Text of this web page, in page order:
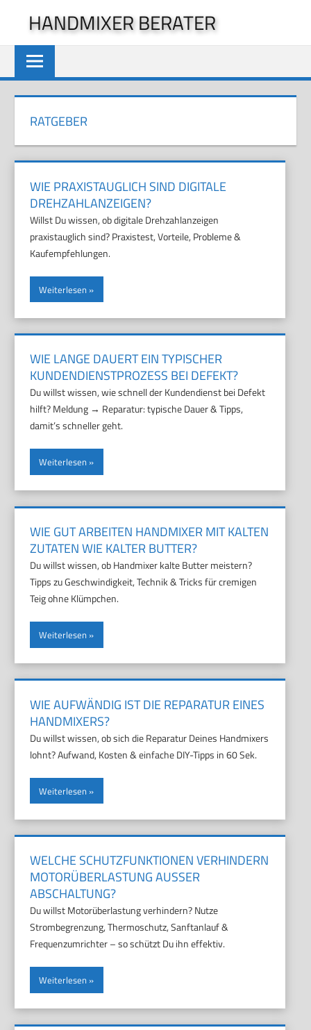
springen
HANDMIXER BERATER
RATGEBER
WIE PRAXISTAUGLICH SIND DIGITALE
DREHZAHLANZEIGEN?
Willst Du wissen, ob digitale Drehzahlanzeigen
praxistauglich sind? Praxistest, Vorteile, Probleme &
Kaufempfehlungen.
Weiterlesen
WIE LANGE DAUERT EIN TYPISCHER
KUNDENDIENSTPROZESS BEI DEFEKT?
Du willst wissen, wie schnell der Kundendienst bei Defekt
hilft? Meldung → Reparatur: typische Dauer & Tipps,
damit’s schneller geht.
Weiterlesen
WIE GUT ARBEITEN HANDMIXER MIT KALTEN
ZUTATEN WIE KALTER BUTTER?
Du willst wissen, ob Handmixer kalte Butter meistern?
Tipps zu Geschwindigkeit, Technik & Tricks für cremigen
Teig ohne Klümpchen.
Weiterlesen
WIE AUFWÄNDIG IST DIE REPARATUR EINES
HANDMIXERS?
Du willst wissen, ob sich die Reparatur Deines Handmixers
lohnt? Aufwand, Kosten & einfache DIY-Tipps in 60 Sek.
Weiterlesen
WELCHE SCHUTZFUNKTIONEN VERHINDERN
MOTORÜBERLASTUNG AUSSER A
BSCHALTUNG?
Du willst Motorüberlastung verhindern? Nutze
Strombegrenzung, Thermoschutz, Sanftanlauf &
Frequenzumrichter – so schützt Du ihn effektiv.
Weiterlesen